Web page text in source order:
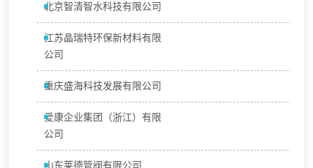
北京智清智水科技有限公司
江苏晶瑞特环保新材料有限
公司
重庆盛海科技发展有限公司
爱康企业集团（浙江）有限
公司
山东莱德管阀有限公司